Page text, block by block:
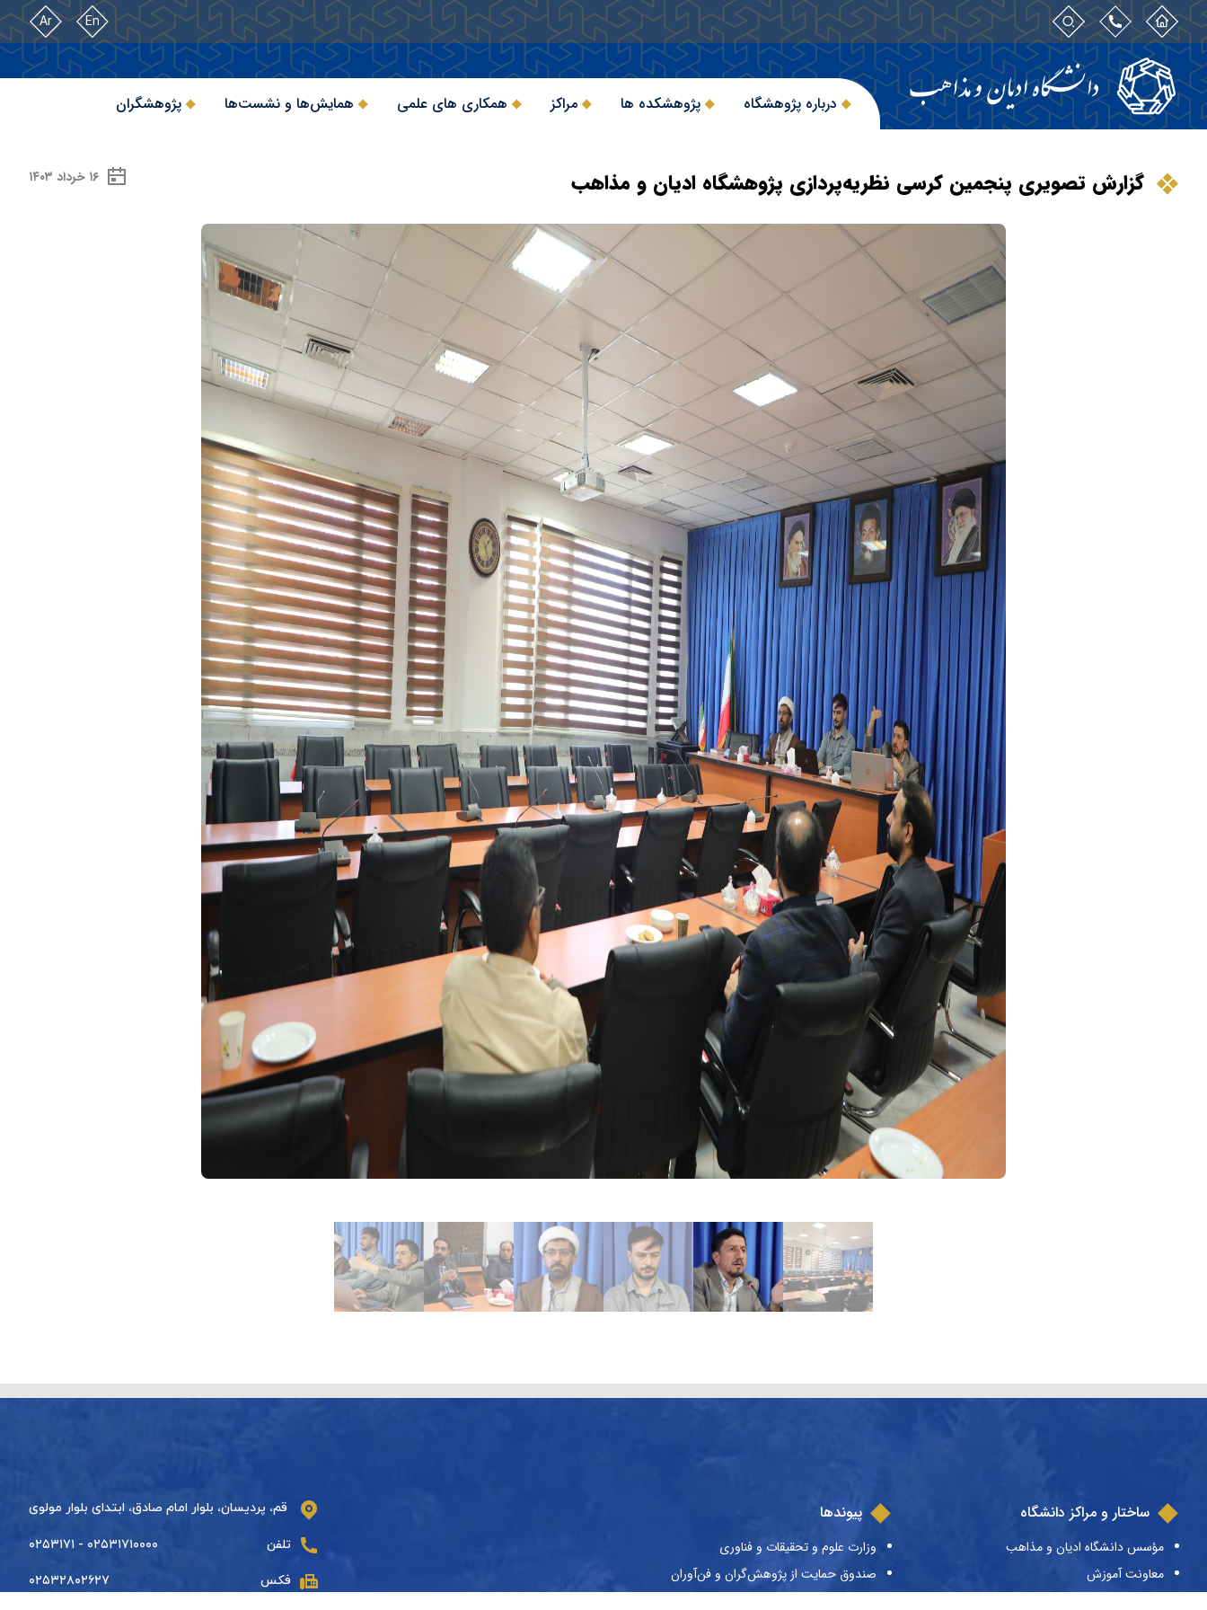
En
Ar
درباره پژوهشگاه پژوهشکده ها مراکز همکاری های علمی همایش‌ها و نشست‌ها پژوهشگران
گزارش تصویری پنجمین کرسی‌ نظریه‌پردازی پژوهشگاه ادیان و مذاهب ۱۶ خرداد ۱۴۰۳
ساختار و مراکز دانشگاه
مؤسس دانشگاه ادیان و مذاهب
معاونت آموزش
پیوندها
وزارت علوم و تحقیقات و فناوری
صندوق حمایت از پژوهش‌گران و فن‌آوران
قم، پردیسان، بلوار امام صادق، ابتدای بلوار مولوی
تلفن ۰۲۵۳۱۷۱۰۰۰۰ - ۰۲۵۳۱۷۱
فکس ۰۲۵۳۲۸۰۲۶۲۷